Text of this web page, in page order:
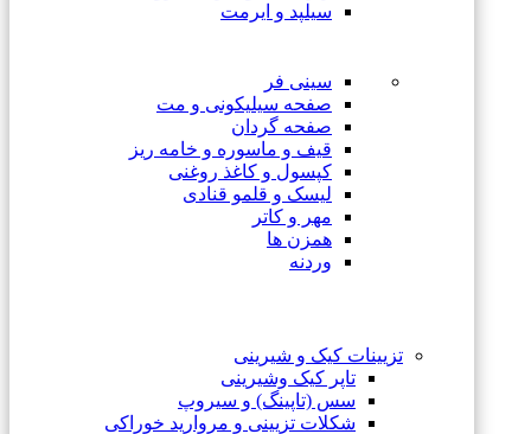
سیلپد و ایرمت
سینی فر
صفحه سیلیکونی و مت
صفحه گردان
قیف و ماسوره و خامه ریز
کپسول و کاغذ روغنی
لیسک و قلمو قنادی
مهر و کاتر
همزن ها
وردنه
تزیینات کیک و شیرینی
تاپر کیک وشیرینی
سس (تاپینگ) و سیروپ
شکلات تزیینی و مروارید خوراکی